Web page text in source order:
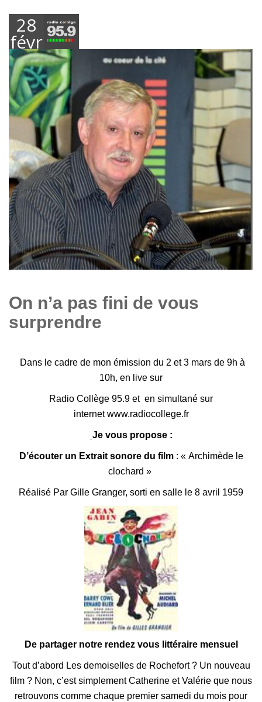
28
février
2019
On n’a pas fini de vous
surprendre
Dans le cadre de mon émission du 2 et 3 mars de 9h à
10h, en live sur
Radio Collège 95.9 et en simultané sur
internetwww.radiocollege.fr
Je vous propose :
D’écouter un Extrait sonore du film: « Archimède le
clochard »
Réalisé Par Gille Granger, sorti en salle le 8 avril 1959
De partager notre rendez vous littéraire mensuel
Tout d’abord Les demoiselles de Rochefort ? Un nouveau
film ? Non, c’est simplement Catherine et Valérie que nous
retrouvons comme chaque premier samedi du mois pour